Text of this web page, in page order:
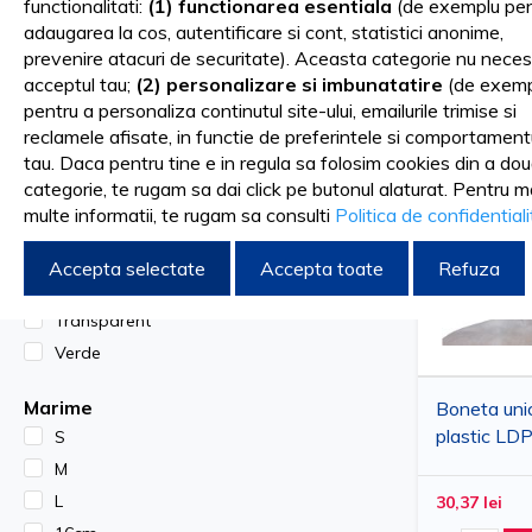
Manusa termo-protectoare cu 3 degete, poate fi
instrumentele de styling in timpul coafurii.
Placa pentru indreptat parul este conceputa pentru a
Agrafe, clame si clips pentru separarea sau coafarea
Mantaua pentru tuns/ vopsit este rezistenta la apa si
Croseta din metal pentru scos suvite de 1.25mm.
aranjarea coafurrilor, foarte practic si usor de folosit.
excelente in ceea ce priveste durabilitatea si
Cleme de par din aluminiu sunt special concepute
utilizat pentru coafat. Aluminiul este durabil si usor
Bol fumuriu cu maner, de tip profesional, cu baza
Sortare dupa
Boneta
plastic
protectie
100 buc
30,37 lei
FILTRARE DUPA
Culoare
Albastru
Auriu
Maro
Transparent
Verde
Marime
S
M
L
functionalitati: (1) functionarea esentiala (de exemplu
adaugarea la cos, autentificare si cont, statistici anonime,
prevenire atacuri de securitate). Aceasta categorie nu
acceptul tau; (2) personalizare si imbunatatire (de
pentru a personaliza continutul site-ului, emailurile trimise si
reclamele afisate, in functie de preferintele si
tau. Daca pentru tine e in regula sa folosim cookies din a
categorie, te rugam sa dai click pe butonul alaturat. Pentru
multe informatii, te rugam sa consulti Politica de
Accepta selectate Accepta toate Refuza